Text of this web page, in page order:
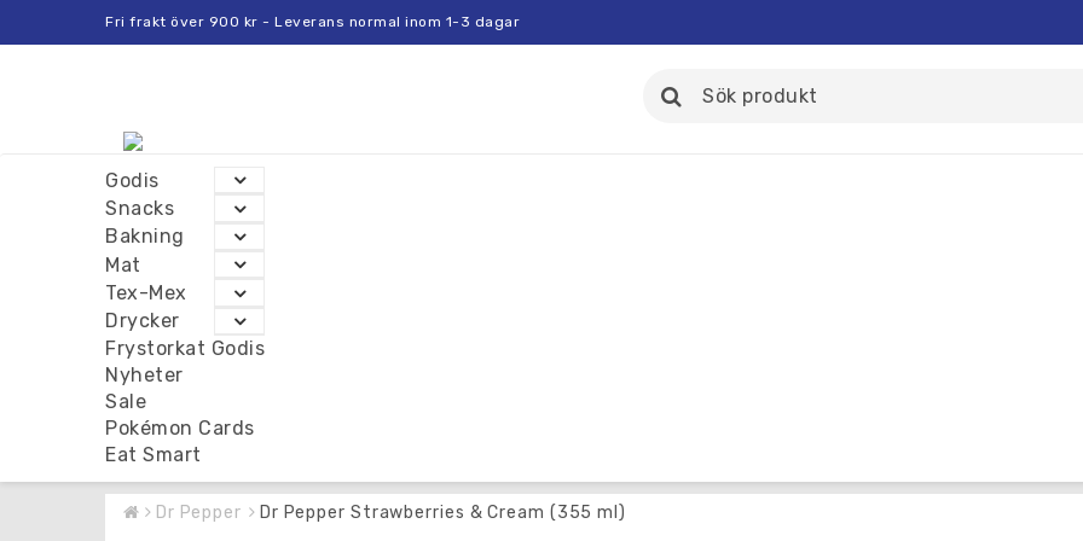
Fri frakt över 900 kr - Leverans normal inom 1-3 dagar
Godis
Snacks
Bakning
Mat
Tex-Mex
Drycker
Frystorkat Godis
Nyheter
Sale
Pokémon Cards
Eat Smart
Dr Pepper Dr Pepper Strawberries & Cream (355 ml)